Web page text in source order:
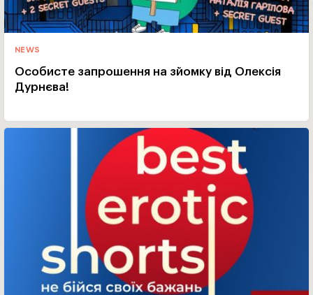
NEWS
Особисте запрошення на зйомку від Олексія
Дурнєва!